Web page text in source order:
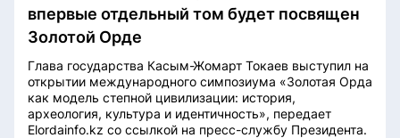
впервые отдельный том будет посвящен
Золотой Орде
Глава государства Касым-Жомарт Токаев выступил на
открытии международного симпозиума «Золотая Орда
как модель степной цивилизации: история,
археология, культура и идентичность», передает
Elordainfo.kz со ссылкой на пресс-службу Президента.